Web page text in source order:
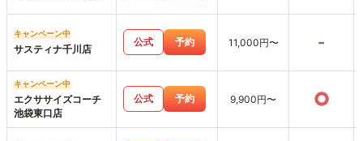
キャンペーン中
サスティナ千川店
公式 予約 11,000円〜 -
キャンペーン中
エクササイズコーチ
池袋東口店
公式 予約 9,900円〜 ○